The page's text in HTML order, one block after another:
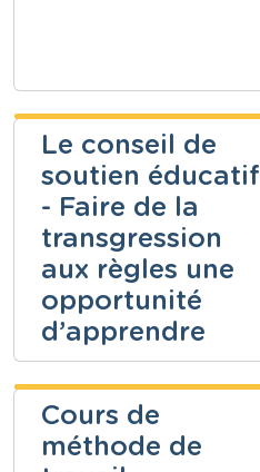
Le conseil de
soutien éducatif
- Faire de la
transgression
aux règles une
opportunité
d’apprendre
Fabrice Ligny
Cours de
méthode de